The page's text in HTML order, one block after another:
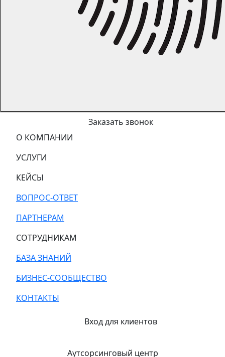
Заказать звонок
О КОМПАНИИ
УСЛУГИ
КЕЙСЫ
ВОПРОС-ОТВЕТ
ПАРТНЕРАМ
СОТРУДНИКАМ
БАЗА ЗНАНИЙ
БИЗНЕС-СООБЩЕСТВО
КОНТАКТЫ
Вход для клиентов
Аутсорсинговый центр